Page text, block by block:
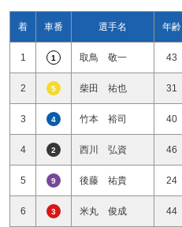
着 車番 選手名 年齢
1 1 取鳥 敬一 43
2 5 柴田 祐也 31
3 4 竹本 裕司 40
4 2 西川 弘資 46
5 9 後藤 祐貴 24
6 3 米丸 俊成 44